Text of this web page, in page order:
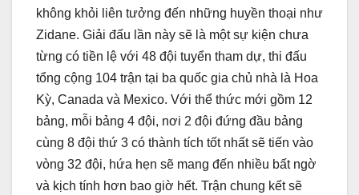
không khỏi liên tưởng đến những huyền thoại như
Zidane. Giải đấu lần này sẽ là một sự kiện chưa
từng có tiền lệ với 48 đội tuyển tham dự, thi đấu
tổng cộng 104 trận tại ba quốc gia chủ nhà là Hoa
Kỳ, Canada và Mexico. Với thể thức mới gồm 12
bảng, mỗi bảng 4 đội, nơi 2 đội đứng đầu bảng
cùng 8 đội thứ 3 có thành tích tốt nhất sẽ tiến vào
vòng 32 đội, hứa hẹn sẽ mang đến nhiều bất ngờ
và kịch tính hơn bao giờ hết. Trận chung kết sẽ